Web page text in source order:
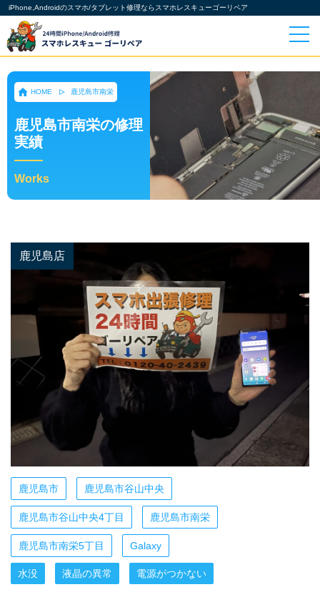
iPhone,Androidのスマホ/タブレット修理ならスマホレスキューゴーリペア
HOME 鹿児島市南栄
鹿児島市南栄の修理
実績
Works
鹿児島店
鹿児島市 鹿児島市谷山中央
鹿児島市谷山中央4丁目 鹿児島市南栄
鹿児島市南栄5丁目 Galaxy
水没 液晶の異常 電源がつかない